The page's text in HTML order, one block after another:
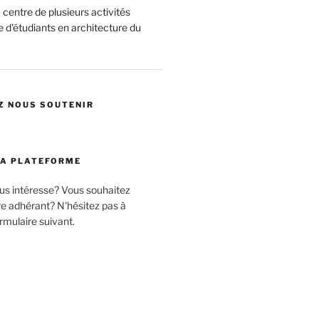
centre de plusieurs activités
d’étudiants en architecture du
NOUS SOUTENIR
PLATEFORME
intéresse? Vous souhaitez
adhérant? N'hésitez pas à
suivant.